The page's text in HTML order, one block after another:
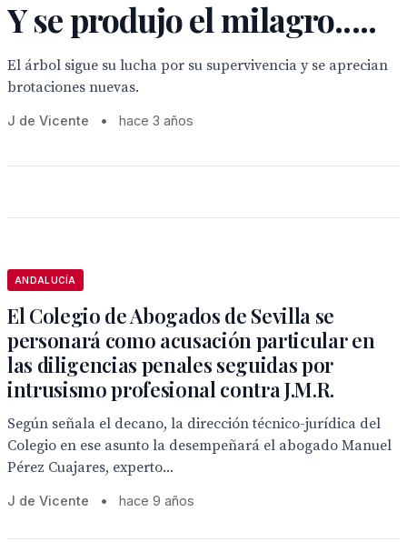
Y se produjo el milagro.....
El árbol sigue su lucha por su supervivencia y se aprecian
brotaciones nuevas.
J de Vicente • hace 3 años
ANDALUCÍA
El Colegio de Abogados de Sevilla se
personará como acusación particular en
las diligencias penales seguidas por
intrusismo profesional contra J.M.R.
Según señala el decano, la dirección técnico-jurídica del
Colegio en ese asunto la desempeñará el abogado Manuel
Pérez Cuajares, experto...
J de Vicente • hace 9 años